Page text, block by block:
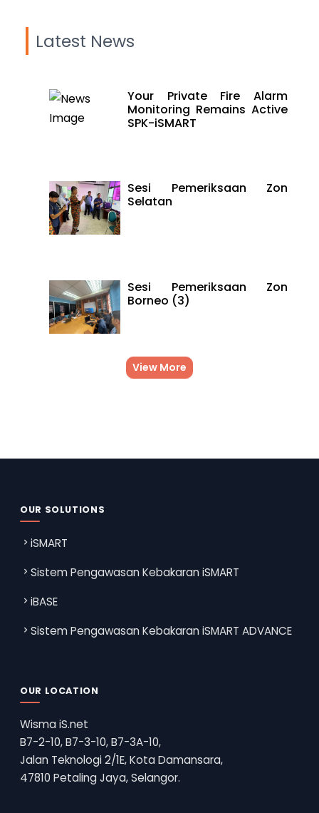
Latest News
Your Private Fire Alarm
Monitoring Remains Active
SPK-iSMART
Sesi Pemeriksaan Zon
Selatan
Sesi Pemeriksaan Zon
Borneo (3)
View More
OUR SOLUTIONS
iSMART
Sistem Pengawasan Kebakaran iSMART
iBASE
Sistem Pengawasan Kebakaran iSMART ADVANCE
OUR LOCATION
Wisma iS.net
B7-2-10, B7-3-10, B7-3A-10,
Jalan Teknologi 2/1E, Kota Damansara,
47810 Petaling Jaya, Selangor.